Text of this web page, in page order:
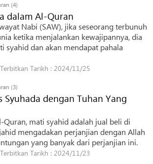
(4)
dalam Al-Quran
Nabi (SAW), jika seseorang terbunuh
ketika menjalankan kewajipannya, dia
syahid dan akan mendapat pahala
Tarikh : 2024/11/25
(3)
Syuhada dengan Tuhan Yang
mati syahid adalah jual beli di
mengadakan perjanjian dengan Allah
yang banyak dari perjanjian ini.
Tarikh : 2024/11/23